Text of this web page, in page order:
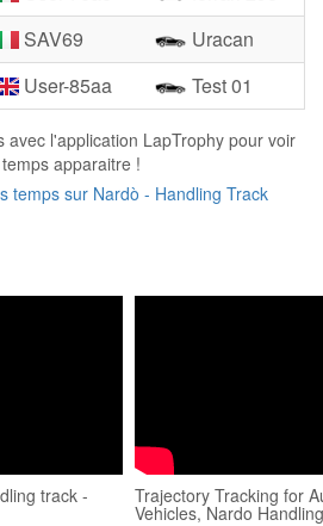
SAV69
Uracan
User-85aa Test 01
avec l'application LapTrophy pour voir
apparaitre !
temps sur Nardò - Handling Track
track - Trajectory Tracking for
Vehicles, Nardo